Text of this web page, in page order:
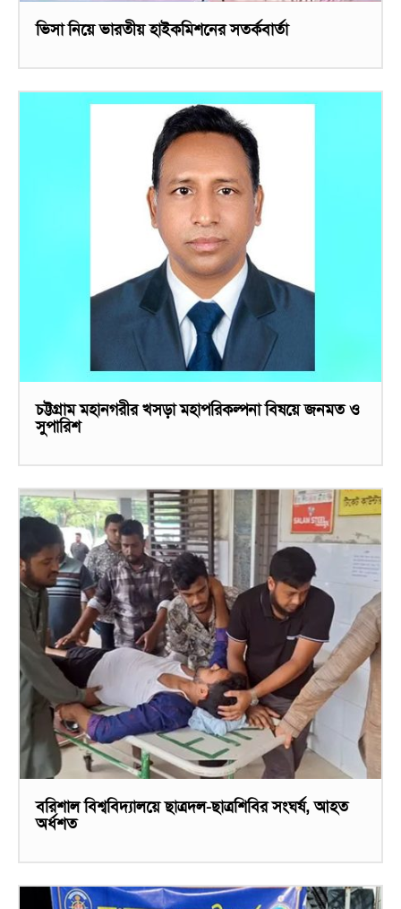
ভিসা নিয়ে ভারতীয় হাইকমিশনের সতর্কবার্তা
চট্টগ্রাম মহানগরীর খসড়া মহাপরিকল্পনা বিষয়ে জনমত ও
সুপারিশ
বরিশাল বিশ্ববিদ্যালয়ে ছাত্রদল-ছাত্রশিবির সংঘর্ষ, আহত
অর্ধশত